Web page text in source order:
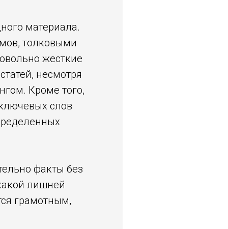
материала.
толковыми
жесткие
несмотря
Кроме того,
слов
факты без
лишней
грамотным,